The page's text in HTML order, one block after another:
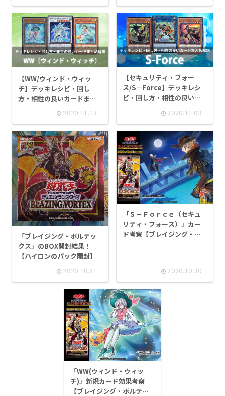
【WW/ウィンド・ウィッ
チ】デッキレシピ・回し
方・相性の良いカードまと
2020.11.13
【セキュリティ・フォー
ス/S－Force】デッキレシ
ピ・回し方・相性の良いカ
2020.11.03
「ブレイジング・ボルテッ
クス」のBOX開封結果！
【ハイロンのパック開封】
2020.10.31
「Ｓ－Ｆｏｒｃｅ（セキュ
リティ・フォース）」カー
ド考察【ブレイジング・ボ
2020.10.30
「WW(ウィンド・ウィッ
チ)」新規カード効果考察
【ブレイジング・ボルテッ